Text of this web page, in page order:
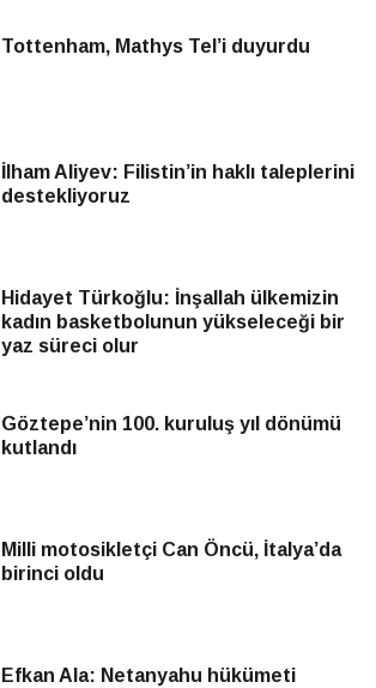
Tottenham, Mathys Tel’i duyurdu
İlham Aliyev: Filistin’in haklı taleplerini
destekliyoruz
Hidayet Türkoğlu: İnşallah ülkemizin
kadın basketbolunun yükseleceği bir
yaz süreci olur
Göztepe’nin 100. kuruluş yıl dönümü
kutlandı
Milli motosikletçi Can Öncü, İtalya’da
birinci oldu
Efkan Ala: Netanyahu hükümeti